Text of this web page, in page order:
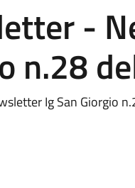
-
n.28
Ig San Giorgio